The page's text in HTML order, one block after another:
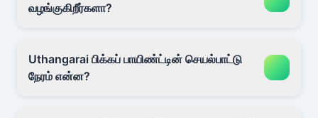
வழங்குகிறீர்களா?
Uthangarai பிக்கப் பாயிண்ட்டின் செயல்பாட்டு
நேரம் என்ன?